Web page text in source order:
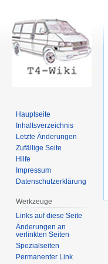
Hauptseite
Inhaltsverzeichnis
Letzte Änderungen
Zufällige Seite
Hilfe
Impressum
Datenschutzerklärung
Werkzeuge
Links auf diese Seite
Änderungen an
verlinkten Seiten
Spezialseiten
Permanenter Link